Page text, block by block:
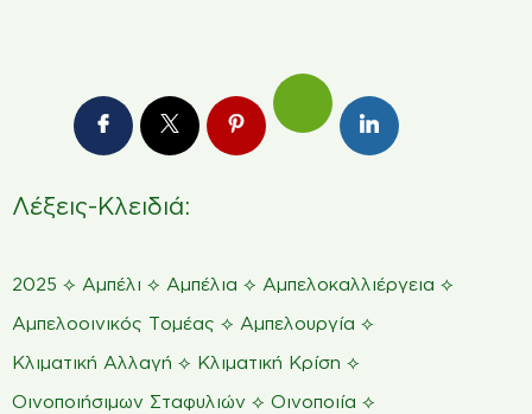
Λέξεις-Κλειδιά:
2025 ⟡ Αμπέλι ⟡ Αμπέλια ⟡ Αμπελοκαλλιέργεια ⟡
Αμπελοοινικός Τομέας ⟡ Αμπελουργία ⟡
Κλιματική Αλλαγή ⟡ Κλιματική Κρίση ⟡
Οινοποιήσιμων Σταφυλιών ⟡ Οινοποιία ⟡